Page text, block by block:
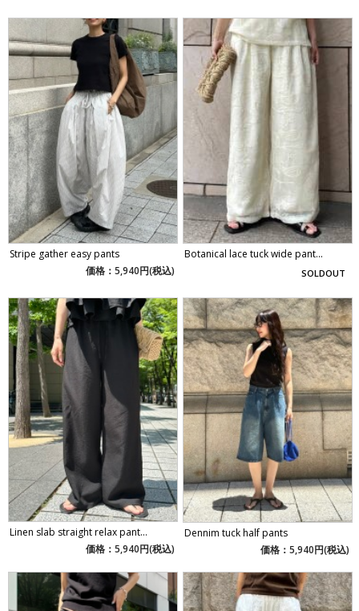
Stripe gather easy pants
価格：5,940円(税込)
Botanical lace tuck wide pant...
SOLDOUT
Linen slab straight relax pant...
価格：5,940円(税込)
Dennim tuck half pants
価格：5,940円(税込)